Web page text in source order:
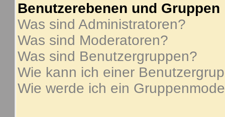
Benutzerebenen und Gruppen
Was sind Administratoren?
Was sind Moderatoren?
Was sind Benutzergruppen?
Wie kann ich einer
Wie werde ich ein